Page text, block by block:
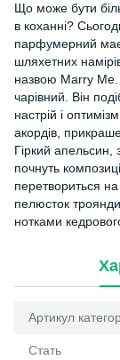
Що може бути
в коханні?
парфумерний
шляхетних
назвою Marry Me.
чарівний. Він
настрій і
акордів,
Гіркий апельсин,
почнуть
перетвориться на
пелюсток
нотками
Артикул
Стать